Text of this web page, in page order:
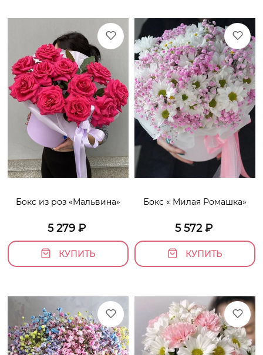
Бокс из роз «Мальвина»
5 279 ₽
КУПИТЬ
Бокс « Милая Ромашка»
5 572₽
КУПИТЬ